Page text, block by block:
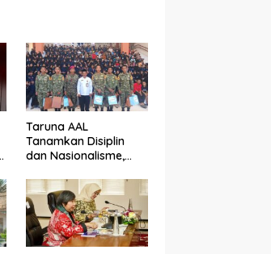
Taruna AAL
Tanamkan Disiplin
dan Nasionalisme,
Bhakti di Banyuwangi
Resmi Ditutup